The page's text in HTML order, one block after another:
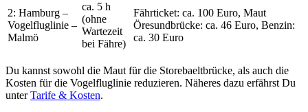
2: Hamburg –
Vogelfluglinie –
Malmö
ca. 5 h
(ohne
Wartezeit
bei Fähre)
Fährticket: ca. 100 Euro, Maut
Öresundbrücke: ca. 46 Euro, Benzin:
ca. 30 Euro
Du kannst sowohl die Maut für die Storebaeltbrücke, als auch die
Kosten für die Vogelfluglinie reduzieren. Näheres dazu erfährst Du
unterTarife & Kosten.